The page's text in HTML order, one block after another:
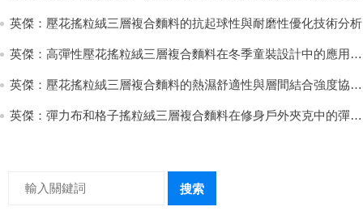
英傑：壓花搖粒絨三層複合麵料的抗起球性與耐磨性優化技術分析
英傑：高彈性壓花搖粒絨三層複合麵料在冬季童裝設計中的應用實
英傑：壓花搖粒絨三層複合麵料的熱濕舒適性與層間結合強度協同
英傑：彈力布和格子搖粒絨三層複合麵料在修身戶外夾克中的彈性
搜索